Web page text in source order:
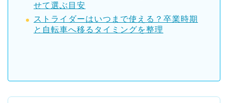
せて選ぶ目安
ストライダーはいつまで使える？卒業時期
と自転車へ移るタイミングを整理